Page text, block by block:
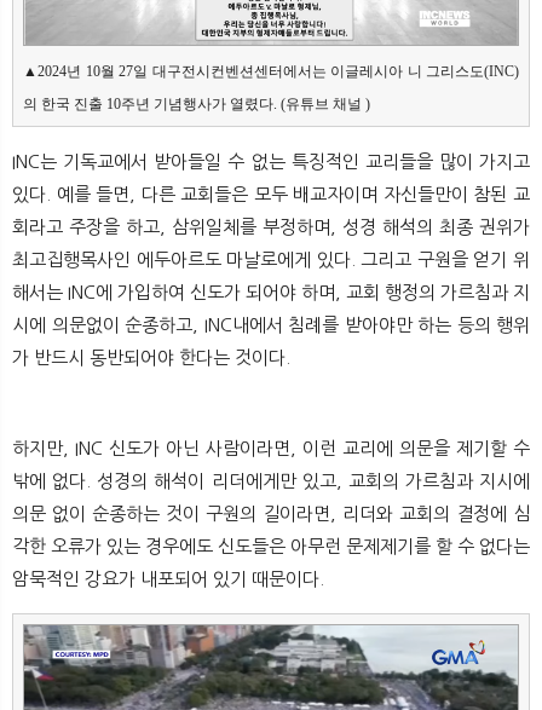
▲2024년 10월 27일 대구전시컨벤션센터에서는 이글레시아 니 그리스도(INC)
의 한국 진출 10주년 기념행사가 열렸다. (유튜브 채널 )
INC는 기독교에서 받아들일 수 없는 특징적인 교리들을 많이 가지고
있다. 예를 들면, 다른 교회들은 모두 배교자이며 자신들만이 참된 교
회라고 주장을 하고, 삼위일체를 부정하며, 성경 해석의 최종 권위가
최고집행목사인 에두아르도 마날로에게 있다. 그리고 구원을 얻기 위
해서는 INC에 가입하여 신도가 되어야 하며, 교회 행정의 가르침과 지
시에 의문없이 순종하고, INC내에서 침례를 받아야만 하는 등의 행위
가 반드시 동반되어야 한다는 것이다.
하지만, INC 신도가 아닌 사람이라면, 이런 교리에 의문을 제기할 수
밖에 없다. 성경의 해석이 리더에게만 있고, 교회의 가르침과 지시에
의문 없이 순종하는 것이 구원의 길이라면, 리더와 교회의 결정에 심
각한 오류가 있는 경우에도 신도들은 아무런 문제제기를 할 수 없다는
암묵적인 강요가 내포되어 있기 때문이다.